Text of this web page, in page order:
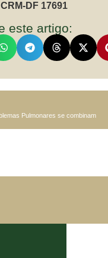
DF 17691
este artigo:
Pulmonares se combinam